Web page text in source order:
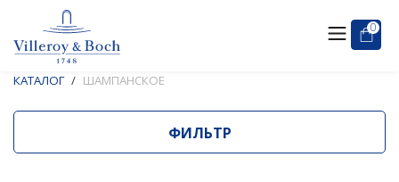
0
КАТАЛОГ ШАМПАНСКОЕ
ФИЛЬТР